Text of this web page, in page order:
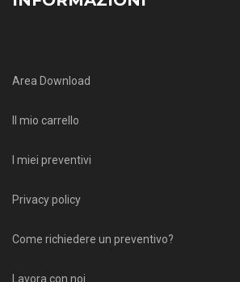
Area Download
Il mio carrello
I miei preventivi
Privacy policy
Come richiedere un preventivo?
Lavora con noi